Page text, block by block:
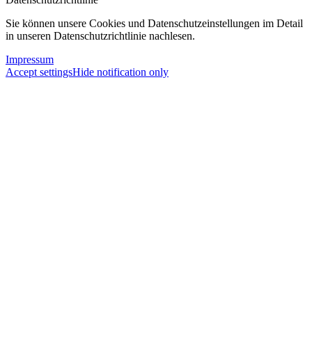
Sie können unsere Cookies und Datenschutzeinstellungen im Detail
in unseren Datenschutzrichtlinie nachlesen.
Impressum
Accept settingsHide notification only